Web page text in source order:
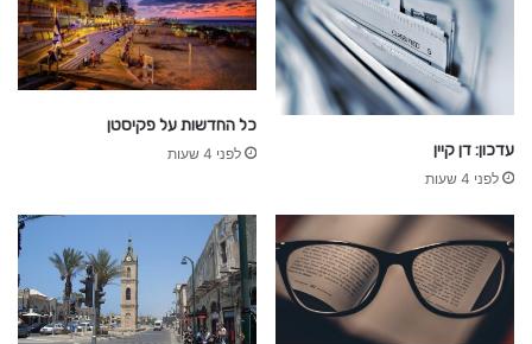
עדכון: דן קיין
לפני 4 שעות
כל החדשות על פקיסטן
לפני 4 שעות